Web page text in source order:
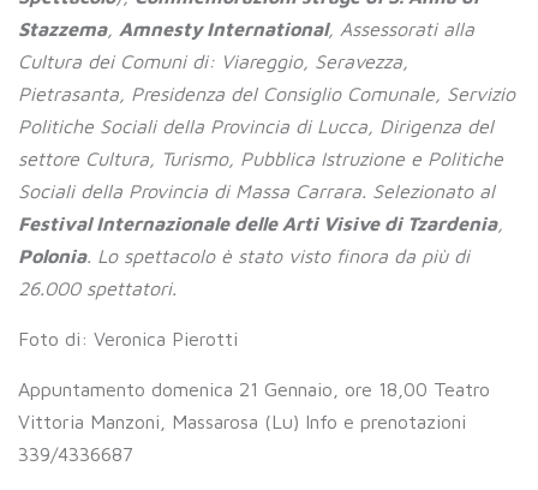
Stazzema, Amnesty International, Assessorati alla
Cultura dei Comuni di: Viareggio, Seravezza,
Pietrasanta, Presidenza del Consiglio Comunale, Servizio
Politiche Sociali della Provincia di Lucca, Dirigenza del
settore Cultura, Turismo, Pubblica Istruzione e Politiche
Sociali della Provincia di Massa Carrara. Selezionato al
Festival Internazionale delle Arti Visive di Tzardenia,
Polonia. Lo spettacolo è stato visto finora da più di
26.000 spettatori.
Foto di: Veronica Pierotti
Appuntamento domenica 21 Gennaio, ore 18,00 Teatro
Vittoria Manzoni, Massarosa (Lu) Info e prenotazioni
339/4336687